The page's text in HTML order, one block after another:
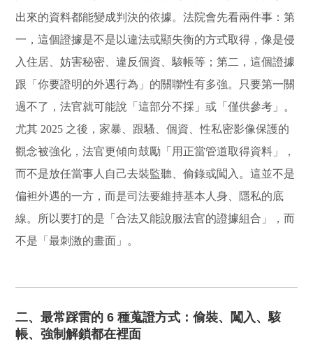
出來的資料都能變成判決的依據。法院會先看兩件事：第
一，這個證據是不是以違法或顯失衡的方式取得，像是侵
入住居、妨害秘密、違反個資、駭帳等；第二，這個證據
跟「你要證明的外遇行為」的關聯性有多強。只要第一關
過不了，法官就可能說「這部分不採」或「僅供參考」。
尤其 2025 之後，家暴、跟騷、個資、性私密影像保護的
觀念被強化，法官更傾向鼓勵「用正當管道取得資料」，
而不是放任當事人自己去裝監聽、偷錄或闖入。這並不是
偏袒外遇的一方，而是司法要維持基本人身、隱私的底
線。所以要打的是「合法又能說服法官的證據組合」，而
不是「最刺激的畫面」。
二、最常踩雷的 6 種蒐證方式：偷裝、闖入、駭
帳、強制解鎖都在裡面